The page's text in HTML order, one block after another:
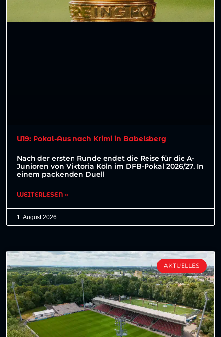
U19: Pokal-Aus nach Krimi in Babelsberg
Nach der ersten Runde endet die Reise für die A-
Junioren von Viktoria Köln im DFB-Pokal 2026/27. In
einem packenden Duell
WEITERLESEN »
1. August 2026
AKTUELLES